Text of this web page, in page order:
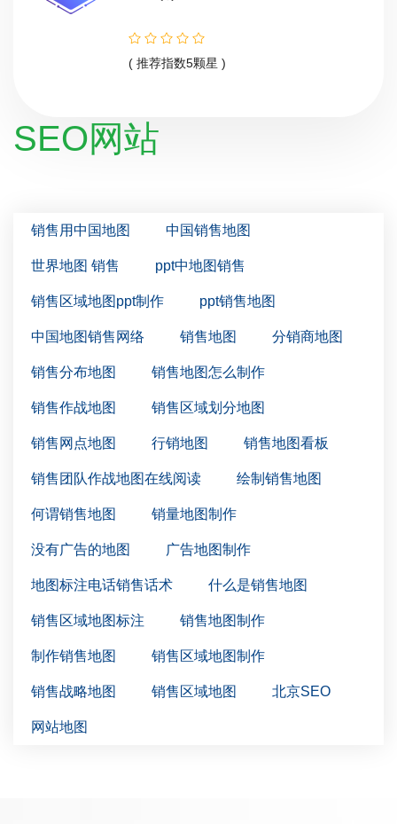
( 推荐指数5颗星 )
SEO网站
销售用中国地图 中国销售地图
世界地图 销售 ppt中地图销售
销售区域地图ppt制作 ppt销售地图
中国地图销售网络 销售地图 分销商地图
销售分布地图 销售地图怎么制作
销售作战地图 销售区域划分地图
销售网点地图 行销地图 销售地图看板
销售团队作战地图在线阅读 绘制销售地图
何谓销售地图 销量地图制作
没有广告的地图 广告地图制作
地图标注电话销售话术 什么是销售地图
销售区域地图标注 销售地图制作
制作销售地图 销售区域地图制作
销售战略地图 销售区域地图 北京SEO
网站地图